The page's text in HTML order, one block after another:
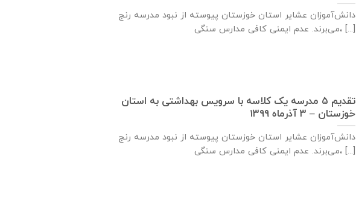
دانش‌آموزان عشایر استان خوزستان پيوسته از نبود مدرسه رنج
می‌برند. عدم ایمنی کافی مدارس سنگی، [...]
تقدیم ۵ مدرسه یک کلاسه با سرويس بهداشتی به استان
خوزستان – ۳ آذر‌ماه ۱۳۹۹
دانش‌آموزان عشایر استان خوزستان پيوسته از نبود مدرسه رنج
می‌برند. عدم ایمنی کافی مدارس سنگی، [...]